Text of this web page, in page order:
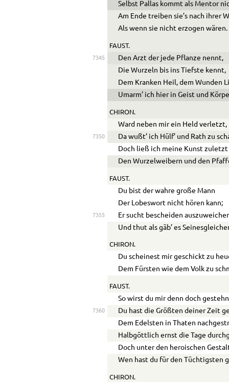
Selbst Pallas kommt als Mentor
Am Ende treiben sie’s nach ihrer
Als wenn sie nicht erzogen wären.
FAUST.
7345
Den Arzt der jede Pflanze nennt,
Die Wurzeln bis ins Tiefste kennt,
Dem Kranken Heil, dem Wunden
Umarm’ ich hier in Geist und
CHIRON.
Ward neben mir ein Held verletzt,
7350
Da wußt’ ich Hülf’ und Rath zu
Doch ließ ich meine Kunst zuletzt
Den Wurzelweibern und den
FAUST.
Du bist der wahre große Mann
Der Lobeswort nicht hören kann;
7355
Er sucht bescheiden
Und thut als gäb’ es
CHIRON.
Du scheinest mir geschickt zu
Dem Fürsten wie dem Volk zu
FAUST.
So wirst du mir denn doch gestehn
7360
Du hast die Größten deiner Zeit
Dem Edelsten in Thaten
Halbgöttlich ernst die Tage
Doch unter den heroischen
Wen hast du für den Tüchtigsten
CHIRON.